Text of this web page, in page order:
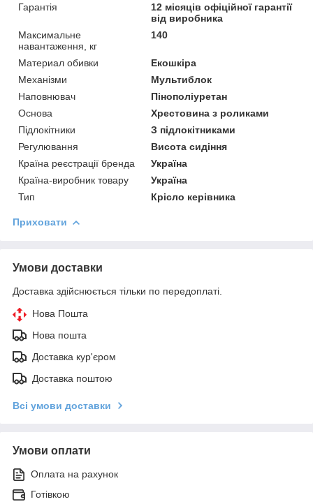
Гарантія
12 місяців офіційної гарантії
від виробника
Максимальне
навантаження, кг
140
Материал обивки
Екошкіра
Механізми
Мультиблок
Наповнювач
Пінополіуретан
Основа
Хрестовина з роликами
Підлокітники
З підлокітниками
Регулювання
Висота сидіння
Країна реєстрації бренда
Україна
Країна-виробник товару
Україна
Тип
Крісло керівника
Приховати
Умови доставки
Доставка здійснюється тільки по передоплаті.
Нова Пошта
Нова пошта
Доставка кур'єром
Доставка поштою
Всі умови доставки
Умови оплати
Оплата на рахунок
Готівкою